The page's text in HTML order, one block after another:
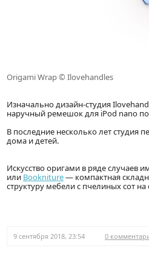
Origami Wrap © Ilovehandles
Изначально дизайн-студия
наручный ремешок для iPod nano
В последние несколько лет студия
дома и детей.
Искусство оригами в ряде случаев
или Bookniture— компактная
структуру мебели с пчелиных сот
9 сентября 2018, 23:54 0